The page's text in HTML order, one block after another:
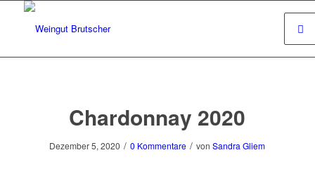
Chardonnay 2020
Dezember 5, 2020 / 0 Kommentare / vonSandra Gliem